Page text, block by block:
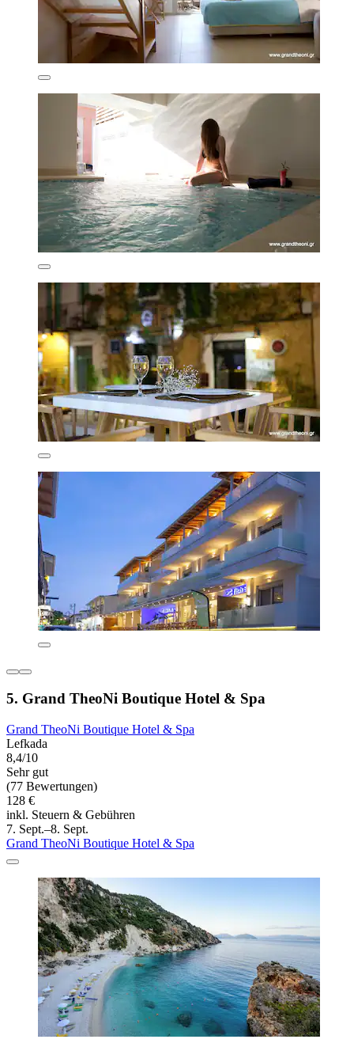
5. Grand TheoNi Boutique Hotel & Spa
Grand TheoNi Boutique Hotel & Spa
Lefkada
8,4/10
Sehr gut
(77 Bewertungen)
128 €
inkl. Steuern & Gebühren
7. Sept.–8. Sept.
Grand TheoNi Boutique Hotel & Spa